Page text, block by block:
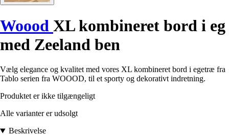
Woood XL kombineret bord i eg
med Zeeland ben
Vælg elegance og kvalitet med vores XL kombineret bord i egetræ fra
Tablo serien fra WOOOD, til et sporty og dekorativt indretning.
Produktet er ikke tilgængeligt
Alle varianter er udsolgt
Beskrivelse